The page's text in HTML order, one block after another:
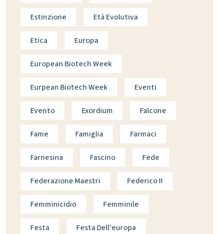
Estinzione Età Evolutiva
Etica Europa
European Biotech Week
Eurpean Biotech Week Eventi
Evento Exordium Falcone
Fame Famiglia Farmaci
Farnesina Fascino Fede
Federazione Maestri Federico II
Femminicidio Femminile
Festa Festa Dell'europa